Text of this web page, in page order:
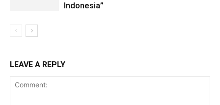
Indonesia”
LEAVE A REPLY